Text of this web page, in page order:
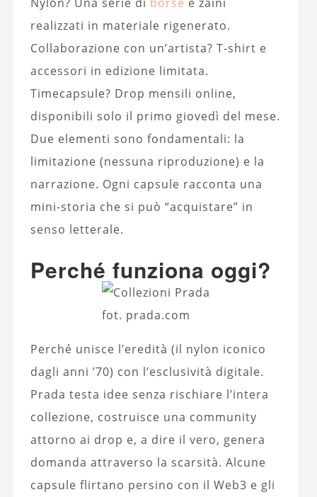
realizzati in materiale rigenerato.
Collaborazione con un’artista? T-shirt e
accessori in edizione limitata.
Timecapsule? Drop mensili online,
disponibili solo il primo giovedì del mese.
Due elementi sono fondamentali: la
limitazione (nessuna riproduzione) e la
narrazione. Ogni capsule racconta una
mini-storia che si può “acquistare” in
senso letterale.
Perché funziona oggi?
fot. prada.com
Perché unisce l’eredità (il nylon iconico
dagli anni ’70) con l’esclusività digitale.
Prada testa idee senza rischiare l’intera
collezione, costruisce una community
attorno ai drop e, a dire il vero, genera
domanda attraverso la scarsità. Alcune
capsule flirtano persino con il Web3 e gli